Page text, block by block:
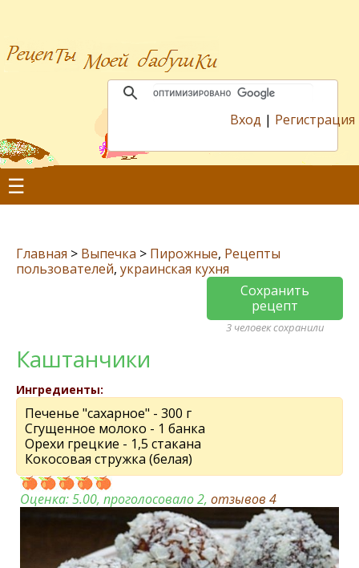
Вход | Регистрация
☰
Главная > Выпечка > Пирожные, Рецепты
пользователей, украинская кухня
Сохранить
рецепт
3 человек сохранили
Каштанчики
Ингредиенты:
Печенье "сахарное" - 300 г
Сгущенное молоко - 1 банка
Орехи грецкие - 1,5 стакана
Кокосовая стружка (белая)
Оценка:5.00, проголосовало 2, отзывов 4